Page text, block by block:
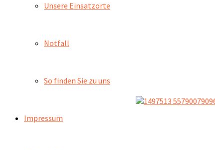
Unsere Einsatzorte
Notfall
So finden Sie zu uns
Impressum